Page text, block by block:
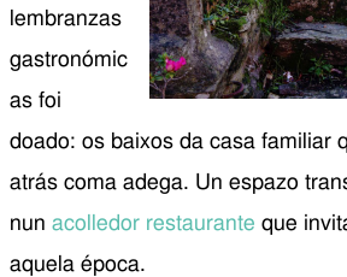
lembranzas
gastronómic
as foi
doado: os baixos da casa familiar
atrás coma adega. Un espazo
nun acolledor restaurante que
aquela época.